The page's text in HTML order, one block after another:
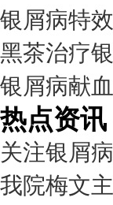
银屑病特
黑茶治疗
银屑病献
热点资讯
关注银屑
我院梅文